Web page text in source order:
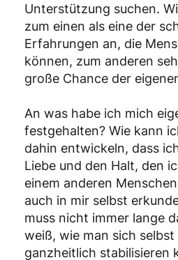
Unterstützung suchen.
zum einen als eine der
Erfahrungen an, die
können, zum anderen
große Chance der
An was habe ich mich
festgehalten? Wie kann
dahin entwickeln, dass
Liebe und den Halt, den
einem anderen
auch in mir selbst
muss nicht immer lange
weiß, wie man sich
ganzheitlich stabilisieren